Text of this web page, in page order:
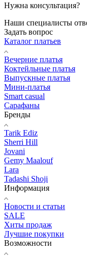
Нужна консультация?
Наши специалисты
Задать вопрос
Каталог платьев
Вечерние платья
Коктейльные платья
Выпускные платья
Мини-платья
Smart casual
Сарафаны
Бренды
Tarik Ediz
Sherri Hill
Jovani
Gemy Maalouf
Lara
Tadashi Shoji
Информация
Новости и статьи
SALE
Хиты продаж
Лучшие покупки
Возможности